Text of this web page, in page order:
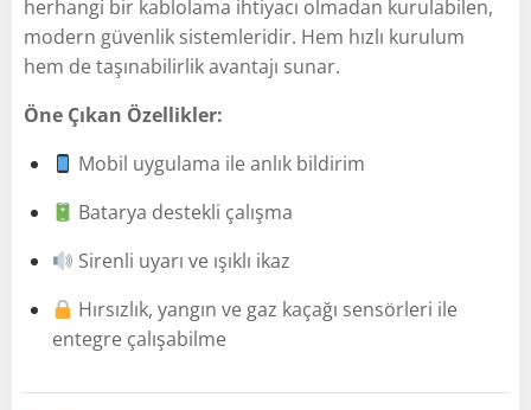
herhangi bir kablolama ihtiyacı olmadan kurulabilen,
modern güvenlik sistemleridir. Hem hızlı kurulum
hem de taşınabilirlik avantajı sunar.
Öne Çıkan Özellikler:
Mobil uygulama ile anlık bildirim
Batarya destekli çalışma
Sirenli uyarı ve ışıklı ikaz
Hırsızlık, yangın ve gaz kaçağı sensörleri ile
entegre çalışabilme